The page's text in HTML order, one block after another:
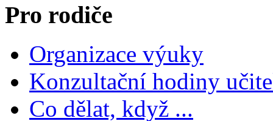
Pro rodiče
Organizace výuky
Konzultační hodiny
Co dělat, když ...